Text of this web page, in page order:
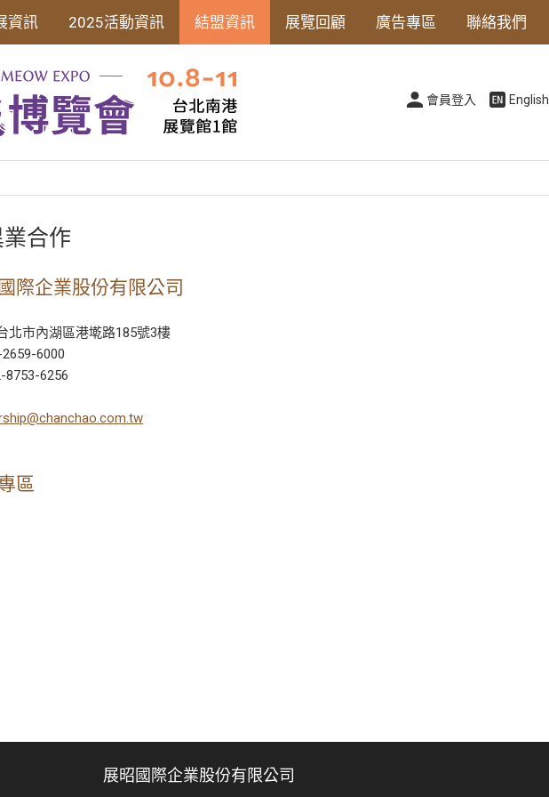
資訊 2025活動資訊 結盟資訊 展覽回顧 廣告專區 聯絡我們
會員登入 English
業合作
際企業股份有限公司
北市內湖區港墘路185號3樓
6000
8753-6256
區
展昭國際企業股份有限公司